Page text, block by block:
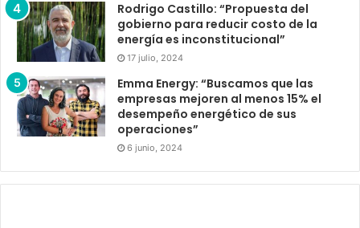
Rodrigo Castillo: “Propuesta del
gobierno para reducir costo de la
energía es inconstitucional”
17 julio, 2024
Emma Energy: “Buscamos que las
empresas mejoren al menos 15% el
desempeño energético de sus
operaciones”
6 junio, 2024